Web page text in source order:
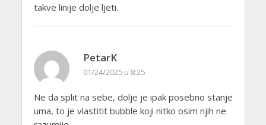
takve linije dolje ljeti.
PetarK
01/24/2025 u 8:25
Ne da split na sebe, dolje je ipak posebno stanje
uma, to je vlastitit bubble koji nitko osim njih ne